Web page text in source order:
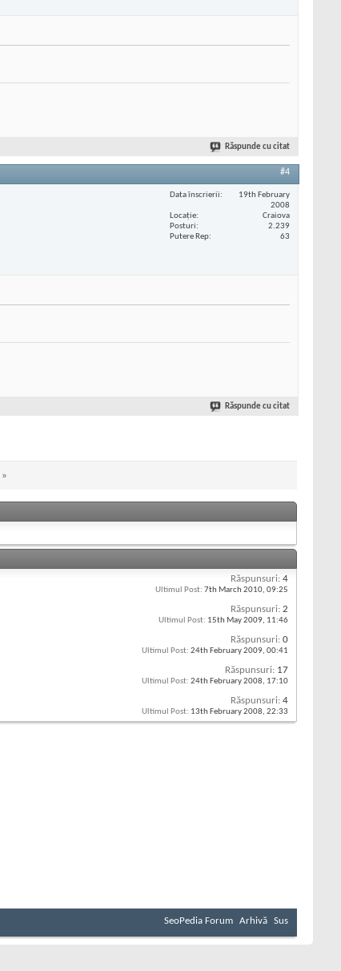
Răspunde cu citat
#4
Data înscrierii
19th February
2008
Locaţie
Craiova
Posturi
2.239
Putere Rep
63
Răspunde cu citat
»
Răspunsuri: 4
Ultimul Post: 7th March 2010, 09:25
Răspunsuri: 2
Ultimul Post: 15th May 2009, 11:46
Răspunsuri: 0
Ultimul Post: 24th February 2009, 00:41
Răspunsuri: 17
Ultimul Post: 24th February 2008, 17:10
Răspunsuri: 4
Ultimul Post: 13th February 2008, 22:33
SeoPedia Forum Arhivă Sus